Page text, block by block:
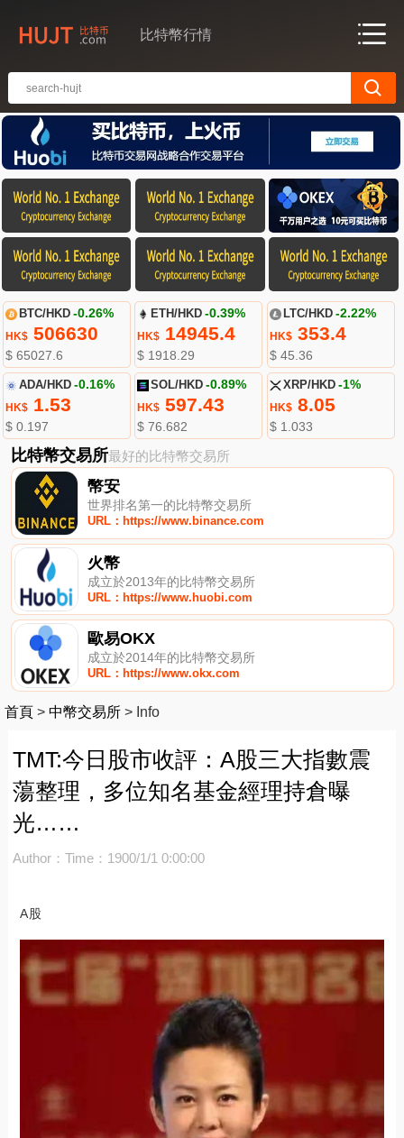
比特幣行情
BTC/HKD -0.26%
HK$506630
$ 65027.6
ETH/HKD -0.39%
HK$ 14945.4
$ 1918.29
LTC/HKD -2.22%
HK$353.4
$ 45.36
ADA/HKD -0.16%
HK$1.53
$ 0.197
SOL/HKD -0.89%
HK$ 597.43
$ 76.682
XRP/HKD -1%
HK$8.05
$ 1.033
比特幣交易所最好的比特幣交易所
幣安
世界排名第一的比特幣交易所
URL：https://www.binance.com
火幣
成立於2013年的比特幣交易所
URL：https://www.huobi.com
歐易OKX
成立於2014年的比特幣交易所
URL：https://www.okx.com
首頁 > 中幣交易所 > Info
TMT:今日股市收評：A股三大指數震
蕩整理，多位知名基金經理持倉曝
光……
Author： Time：1900/1/1 0:00:00
A股